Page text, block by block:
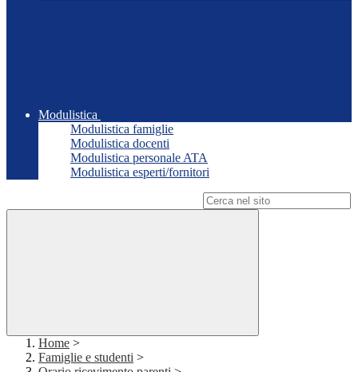
Modulistica
Modulistica famiglie
Modulistica docenti
Modulistica personale ATA
Modulistica esperti/fornitori
Home >
Famiglie e studenti >